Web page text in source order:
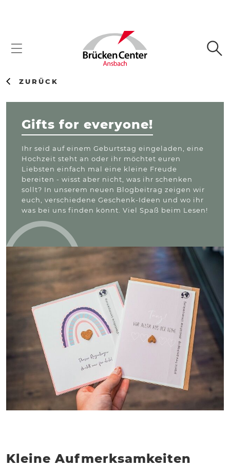
ZURÜCK
Gifts for everyone!
Ihr seid auf einem Geburtstag eingeladen, eine
Hochzeit steht an oder ihr möchtet euren
Liebsten einfach mal eine kleine Freude
bereiten - wisst aber nicht, was ihr schenken
sollt? In unserem neuen Blogbeitrag zeigen wir
euch, verschiedene Geschenk-Ideen und wo ihr
was bei uns finden könnt. Viel Spaß beim Lesen!
Kleine Aufmerksamkeiten